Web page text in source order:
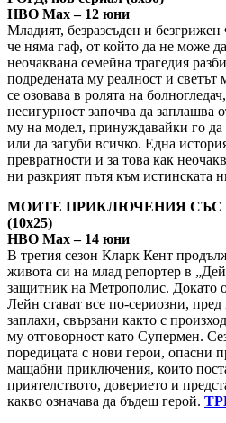
HBO Max – 12 юни
Младият, безразсъден и
че няма гаф, от който да не може
неочаквана семейна трагедия
подредената му реалност и светът
се озовава в ролята на
несигурност започва да заплашва
му на модел, принуждавайки го да
или да загуби всичко. Една
превратности и за това как
ни разкрият пътя към истинската
МОИТЕ ПРИКЛЮЧЕНИЯ СЪС
(10х25)
HBO Max – 14 юни
В третия сезон Кларк Кент
живота си на млад репортер в
защитник на Метрополис. Докато
Лейн стават все по-сериозни, пред
заплахи, свързани както с
му отговорност като Супермен.
поредицата с нови герои, опасни
мащабни приключения, които
приятелството, доверието и
какво означава да бъдеш герой.